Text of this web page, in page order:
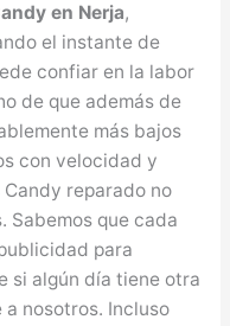
en Nerja,
el instante de
confiar en la labor
de que además de
más bajos
con velocidad y
reparado no
Sabemos que cada
para
si algún día tiene otra
a nosotros. Incluso